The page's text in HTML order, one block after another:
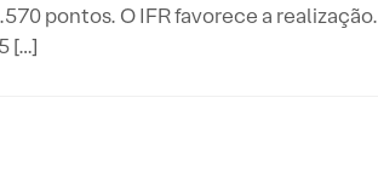
pontos. O IFR favorece a realização.
[…]